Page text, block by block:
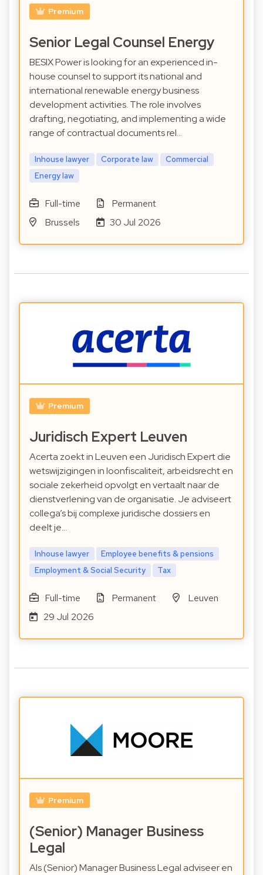
Premium
Senior Legal Counsel Energy
BESIX Power is looking for an experienced in-
house counsel to support its national and
international renewable energy business
development activities. The role involves
drafting, negotiating, and implementing a wide
range of contractual documents rel…
Inhouse lawyer Corporate law
Commercial
Energy law
Full-time
Permanent
Brussels
30 Jul 2026
Premium
Juridisch Expert Leuven
Acerta zoekt in Leuven een Juridisch Expert die
wetswijzigingen in loonfiscaliteit, arbeidsrecht en
sociale zekerheid opvolgt en vertaalt naar de
dienstverlening van de organisatie. Je adviseert
collega’s bij complexe juridische dossiers en
deelt je…
Inhouse lawyer
Employee benefits & pensions
Employment & Social Security
Tax
Full-time Permanent
Leuven
29 Jul 2026
Premium
(Senior) Manager Business
Legal
Als (Senior) Manager Business Legal adviseer en